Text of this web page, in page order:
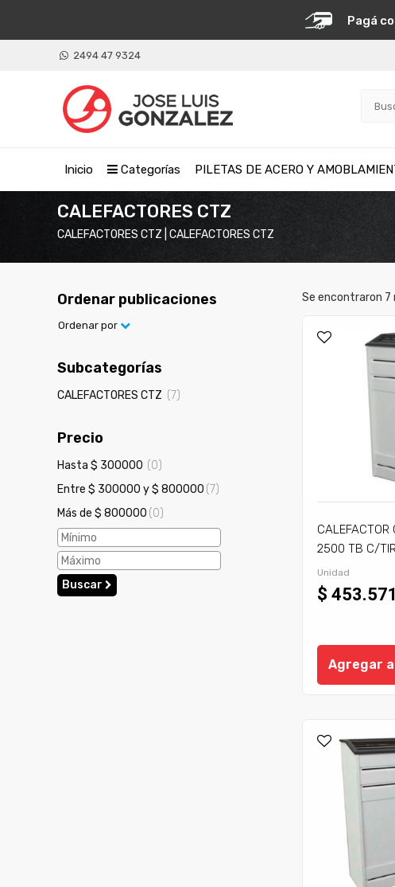
Pagá
2494 47 9324
Inicio Categorías PILETAS DE ACERO Y
CALEFACTORES CTZ
CALEFACTORES CTZ | CALEFACTORES CTZ
Ordenar publicaciones
Ordenar por
Subcategorías
CALEFACTORES CTZ (7)
Precio
Hasta $ 300000 (0)
Entre $ 300000 y $ 800000 (7)
Más de $ 800000 (0)
Buscar
Se encontraron 7
CALEFACTOR
2500 TB C/
Unidad
$ 453.571
Agregar